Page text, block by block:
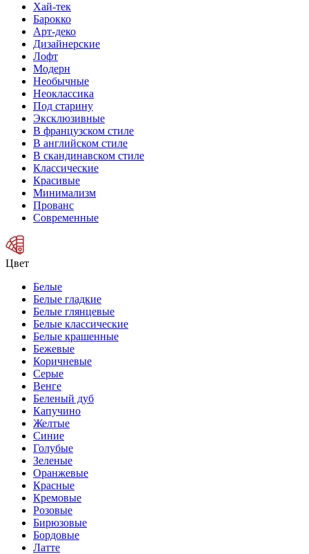
Хай-тек
Барокко
Арт-деко
Дизайнерские
Лофт
Модерн
Необычные
Неоклассика
Под старину
Эксклюзивные
В французском стиле
В английском стиле
В скандинавском стиле
Классические
Красивые
Минимализм
Прованс
Современные
Цвет
Белые
Белые гладкие
Белые глянцевые
Белые классические
Белые крашенные
Бежевые
Коричневые
Серые
Венге
Беленый дуб
Капучино
Желтые
Синие
Голубые
Зеленые
Оранжевые
Красные
Кремовые
Розовые
Бирюзовые
Бордовые
Латте